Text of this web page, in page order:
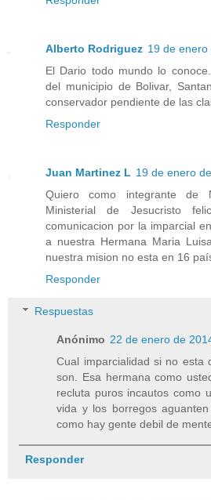
Alberto Rodriguez 19 de
El Dario todo mundo lo
del municipio de Bolivar,
conservador pendiente de las
Responder
Juan Martinez L 19 de enero
Quiero como integrante de
Ministerial de Jesucristo
comunicacion por la imparcial
a nuestra Hermana Maria
nuestra mision no esta en 16
Responder
Respuestas
Anónimo 22 de enero de
Cual imparcialidad si no esta
son. Esa hermana como
recluta puros incautos como
vida y los borregos
como hay gente debil de
Responder